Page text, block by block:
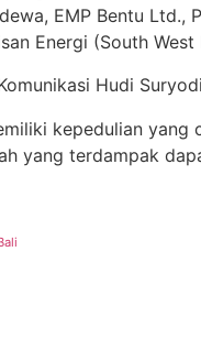
EMP Bentu
Energi (South
Hudi
kepedulian
yang terdampak